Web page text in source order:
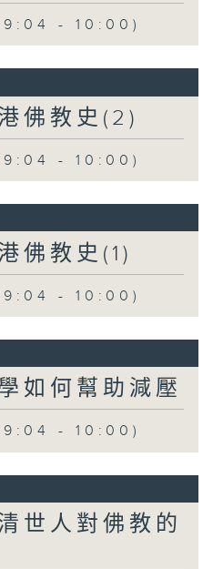
- 10:00)
佛教史(2)
- 10:00)
佛教史(1)
- 10:00)
如何幫助減壓
- 10:00)
世人對佛教的